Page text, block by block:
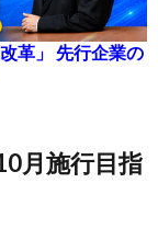
革」 先行企業の